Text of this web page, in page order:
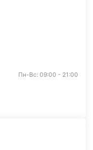
Пн-Вс: 09:00 - 21:00